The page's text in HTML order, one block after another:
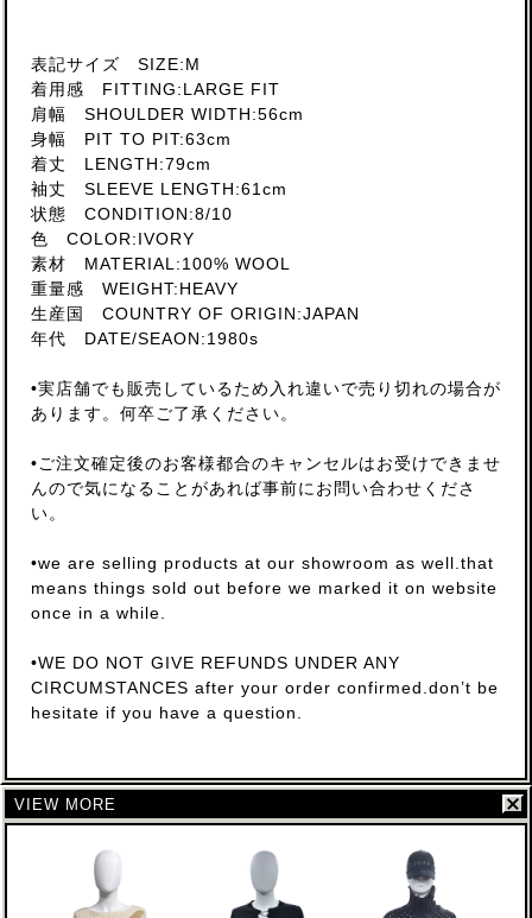
表記サイズ SIZE:M
着用感 FITTING:LARGE FIT
肩幅 SHOULDER WIDTH:56cm
身幅 PIT TO PIT:63cm
着丈 LENGTH:79cm
袖丈 SLEEVE LENGTH:61cm
状態 CONDITION:8/10
色 COLOR:IVORY
素材 MATERIAL:100% WOOL
重量感 WEIGHT:HEAVY
生産国 COUNTRY OF ORIGIN:JAPAN
年代 DATE/SEAON:1980s
•実店舗でも販売しているため入れ違いで売り切れの場合が
あります。何卒ご了承ください。
•ご注文確定後のお客様都合のキャンセルはお受けできませ
んので気になることがあれば事前にお問い合わせくださ
い。
•we are selling products at our showroom as well.that
means things sold out before we marked it on website
once in a while.
•WE DO NOT GIVE REFUNDS UNDER ANY
CIRCUMSTANCES after your order confirmed.don’t be
hesitate if you have a question.
VIEW MORE